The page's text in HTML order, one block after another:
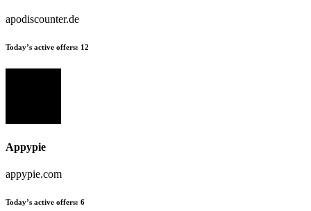
apodiscounter.de
Today’s active offers: 12
Appypie
appypie.com
Today’s active offers: 6